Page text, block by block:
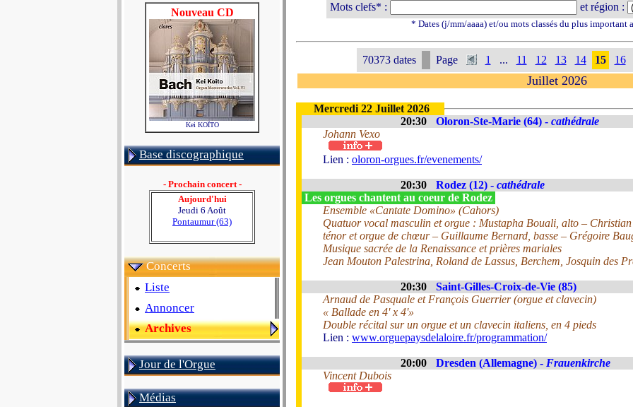
Nouveau CD
Kei KOÏTO
Base discographique
- Prochain concert -
Aujourd'hui
Jeudi 6 Août
Pontaumur (63)
Concerts
Liste
Annoncer
Archives
Jour de l'Orgue
Médias
Mots clefs* : et région :
* Dates (j/mm/aaaa) et/ou mots classés du plus important
70373 dates Page 1 ... 11 12 13 14 15 16
Juillet 2026
Mercredi 22 Juillet 2026
20:30
Oloron-Ste-Marie (64) - cathédrale
Johann Vexo
Lien : oloron-orgues.fr/evenements/
20:30 Rodez (12) - cathédrale
Les orgues chantent au coeur de Rodez
Ensemble «Cantate Domino» (Cahors)
Quatuor vocal masculin et orgue : Mustapha Bouali, alto –
ténor et orgue de chœur – Guillaume Bernard, basse – Grégoire
Musique sacrée de la Renaissance et prières mariales
Jean Mouton Palestrina, Roland de Lassus, Berchem, Josquin des
20:30
Saint-Gilles-Croix-de-Vie (85)
Arnaud de Pasquale et François Guerrier (orgue et clavecin)
« Ballade en 4' x 4'»
Double récital sur un orgue et un clavecin italiens, en 4 pieds
Lien : www.orguepaysdelaloire.fr/programmation/
20:00 Dresden (Allemagne) - Frauenkirche
Vincent Dubois